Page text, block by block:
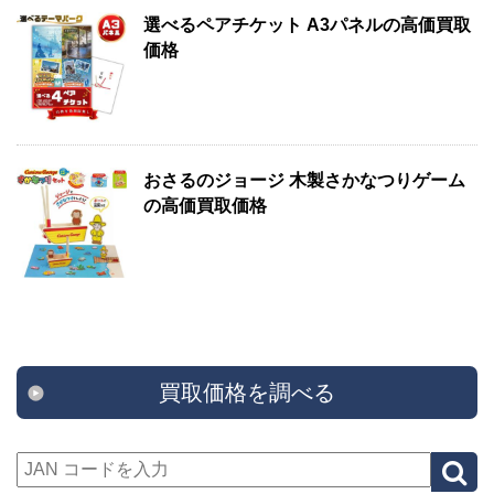
選べるペアチケット A3パネルの高価買取
価格
おさるのジョージ 木製さかなつりゲーム
の高価買取価格
買取価格を調べる